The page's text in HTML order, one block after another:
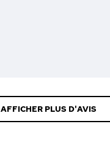
AFFICHER PLUS D'AVIS